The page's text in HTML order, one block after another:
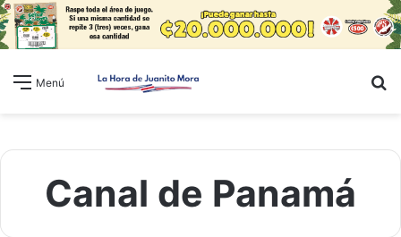
Menú
Canal de Panamá